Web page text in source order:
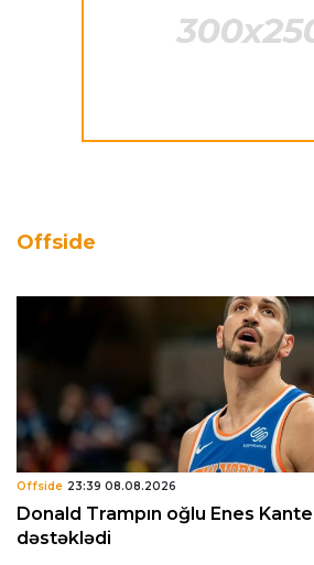
Offside
Offside 23:39 08.08.2026
Donald Trampın oğlu Enes
dəstəklədi